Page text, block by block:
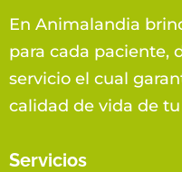
En Animalandia
para cada paciente,
servicio el cual
calidad de vida de
Servicios